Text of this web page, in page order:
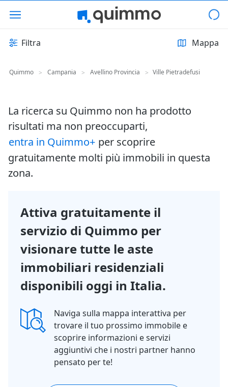
Filtra Mappa
Quimmo > Campania > Avellino Provincia > Ville Pietradefusi
La ricerca su Quimmo non ha prodotto
risultati ma non preoccuparti,
entra in Quimmo+ per scoprire
gratuitamente molti più immobili in questa
zona.
Attiva gratuitamente il
servizio di Quimmo per
visionare tutte le aste
immobiliari residenziali
disponibili oggi in Italia.
Naviga sulla mappa interattiva per
trovare il tuo prossimo immobile e
scoprire informazioni e servizi
aggiuntivi che i nostri partner hanno
pensato per te!